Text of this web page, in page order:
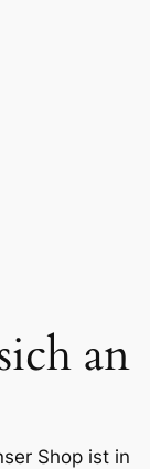
an
Shop ist in